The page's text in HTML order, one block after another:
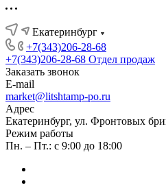
Екатеринбург
+7(343)206-28-68
+7(343)206-28-68 Отдел продаж
Заказать звонок
E-mail
market@litshtamp-po.ru
Адрес
Екатеринбург, ул. Фронтовых
Режим работы
Пн. – Пт.: с 9:00 до 18:00